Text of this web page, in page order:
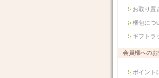
お取り置
梱包につ
ギフトラ
会員様への
ポイント